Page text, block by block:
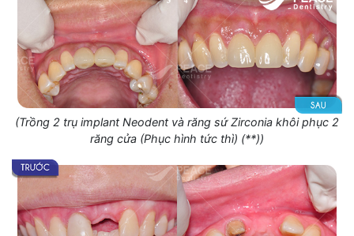
(Trồng 2 trụ implant Neodent và răng sứ Zirconia khôi phục 2
răng cửa (Phục hình tức thì) (**))